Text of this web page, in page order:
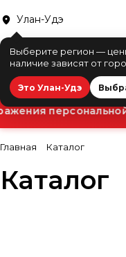
Улан-Удэ
Выберите регион —
наличие зависят от
Это Улан-Удэ
Главная Каталог
Каталог